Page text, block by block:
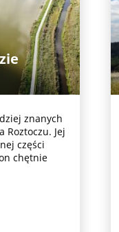
znanych
Roztoczu. Jej
części
chętnie